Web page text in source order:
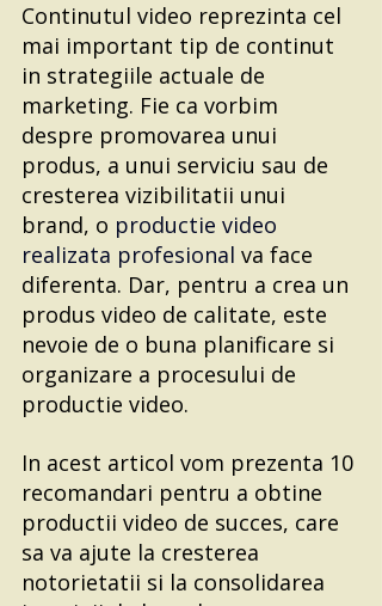
Continutul video reprezinta cel
mai important tip de continut
in strategiile actuale de
marketing. Fie ca vorbim
despre promovarea unui
produs, a unui serviciu sau de
cresterea vizibilitatii unui
brand, o productie video
realizata profesional va face
diferenta. Dar, pentru a crea un
produs video de calitate, este
nevoie de o buna planificare si
organizare a procesului de
productie video.
In acest articol vom prezenta 10
recomandari pentru a obtine
productii video de succes, care
sa va ajute la cresterea
notorietatii si la consolidarea